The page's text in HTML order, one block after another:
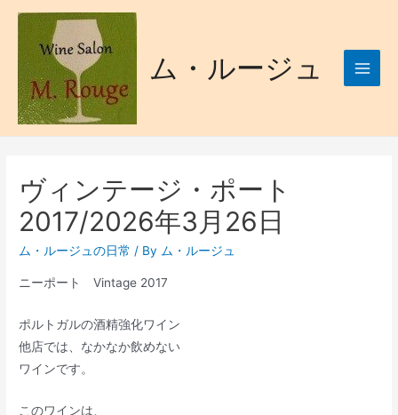
ム・ルージュ
ヴィンテージ・ポート
2017/2026年3月26日
ム・ルージュの日常 / By ム・ルージュ
ニーポート Vintage 2017
ポルトガルの酒精強化ワイン
他店では、なかなか飲めない
ワインです。
このワインは、